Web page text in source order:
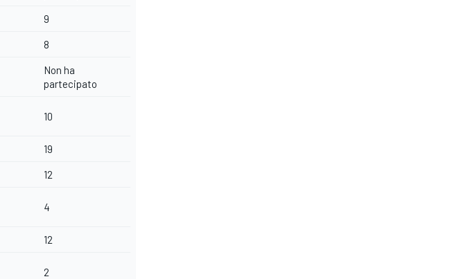
9
8
Non ha
partecipato
10
19
12
4
12
2